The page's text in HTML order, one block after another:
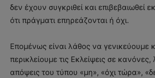
δεν έχουν συγκριθεί και επιβεβαιωθεί
ότι πράγματι επηρεάζονται ή όχι.
Επομένως είναι λάθος να γενικεύουμε
περικλείουμε τις Εκλείψεις σε κανόνες,
απόψεις του τύπου «μη», «όχι τώρα»,